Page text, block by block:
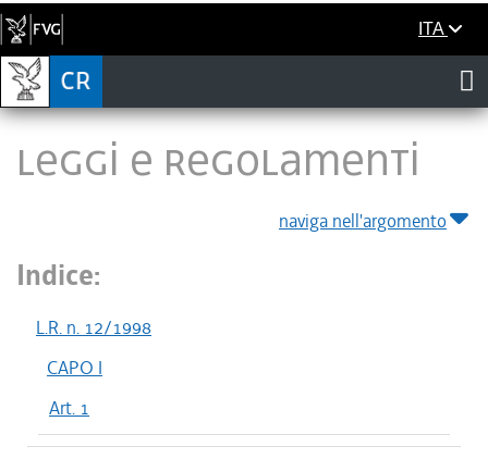
ITA
LEGGI E REGOLAMENTI
naviga nell'argomento
Indice:
L.R. n. 12/1998
CAPO I
Art. 1